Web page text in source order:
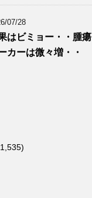
07/28
はビミョー・・腫瘍
カーは微々増・・